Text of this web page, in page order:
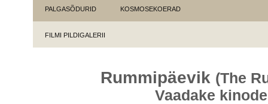
PALGASÕDURID KOSMOSEKOERAD
FILMI PILDIGALERII
Rummipäevik (The
Vaadake